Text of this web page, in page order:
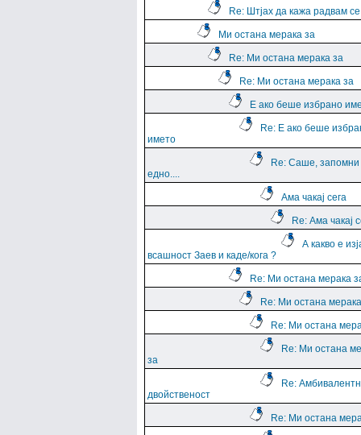
Re: Штјах да кажа радвам се
Ми остана мерака за
Re: Ми остана мерака за
Re: Ми остана мерака за
Е ако беше избрано
Re: Е ако беше
името
Re: Саше, запомни
едно....
Ама чакај сега
Re: Ама чакај
А какво е
всашност Заев и каде/кога ?
Re: Ми остана мерака
Re: Ми остана
Re: Ми остана
Re: Ми остана
за
Re:
двойственост
Re: Ми остана